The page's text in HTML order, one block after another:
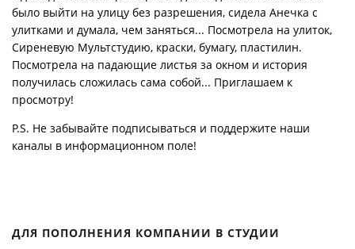
было выйти на улицу без разрешения, сидела Анечка с
улитками и думала, чем заняться... Посмотрела на улиток,
Сиреневую Мультстудию, краски, бумагу, пластилин.
Посмотрела на падающие листья за окном и история
получилась сложилась сама собой... Приглашаем к
просмотру!
P.S. Не забывайте подписываться и поддержите наши
каналы в информационном поле!
ДЛЯ ПОПОЛНЕНИЯ КОМПАНИИ В СТУДИИ